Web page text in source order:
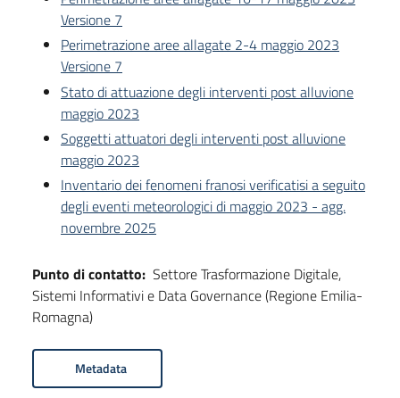
Versione 7
Perimetrazione aree allagate 2-4 maggio 2023
Versione 7
Stato di attuazione degli interventi post alluvione
maggio 2023
Soggetti attuatori degli interventi post alluvione
maggio 2023
Inventario dei fenomeni franosi verificatisi a seguito
degli eventi meteorologici di maggio 2023 - agg.
novembre 2025
Punto di contatto: Settore Trasformazione Digitale,
Sistemi Informativi e Data Governance (Regione Emilia-
Romagna)
Metadata